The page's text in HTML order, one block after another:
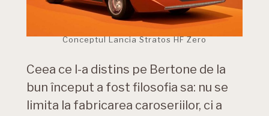
Conceptul Lancia Stratos HF Zero
Ceea ce l-a distins pe Bertone de la
bun început a fost filosofia sa: nu se
limita la fabricarea caroseriilor, ci a